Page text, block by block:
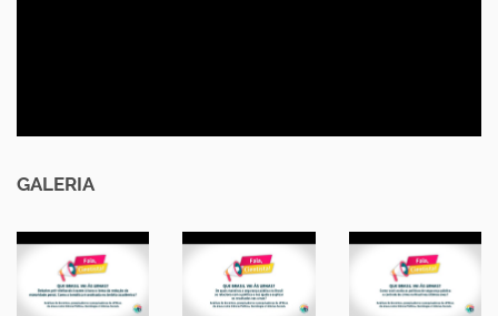
GALERIA